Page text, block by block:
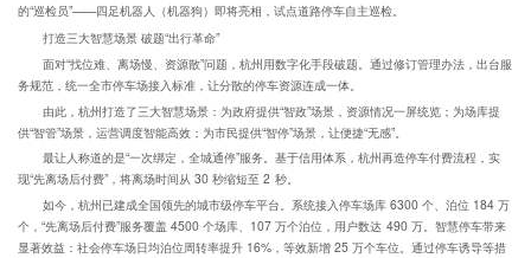
的“巡检员”——四足机器人（机器狗）即将亮相，试点道路停车自主巡检。
打造三大智慧场景 破题“出行革命”
面对“找位难、离场慢、资源散”问题，杭州用数字化手段破题。通过修订管理办法，出台服
务规范，统一全市停车场接入标准，让分散的停车资源连成一体。
由此，杭州打造了三大智慧场景：为政府提供“智政”场景，资源情况一屏统览；为场库提
供“智管”场景，运营调度智能高效；为市民提供“智停”场景，让便捷“无感”。
最让人称道的是“一次绑定，全城通停”服务。基于信用体系，杭州再造停车付费流程，实
现“先离场后付费”，将离场时间从 30 秒缩短至 2 秒。
如今，杭州已建成全国领先的城市级停车平台。系统接入停车场库 6300 个、泊位 184 万
个，“先离场后付费”服务覆盖 4500 个场库、107 万个泊位，用户数达 490 万。智慧停车带来
显著效益：社会停车场日均泊位周转率提升 16%，等效新增 25 万个车位。通过停车诱导等措